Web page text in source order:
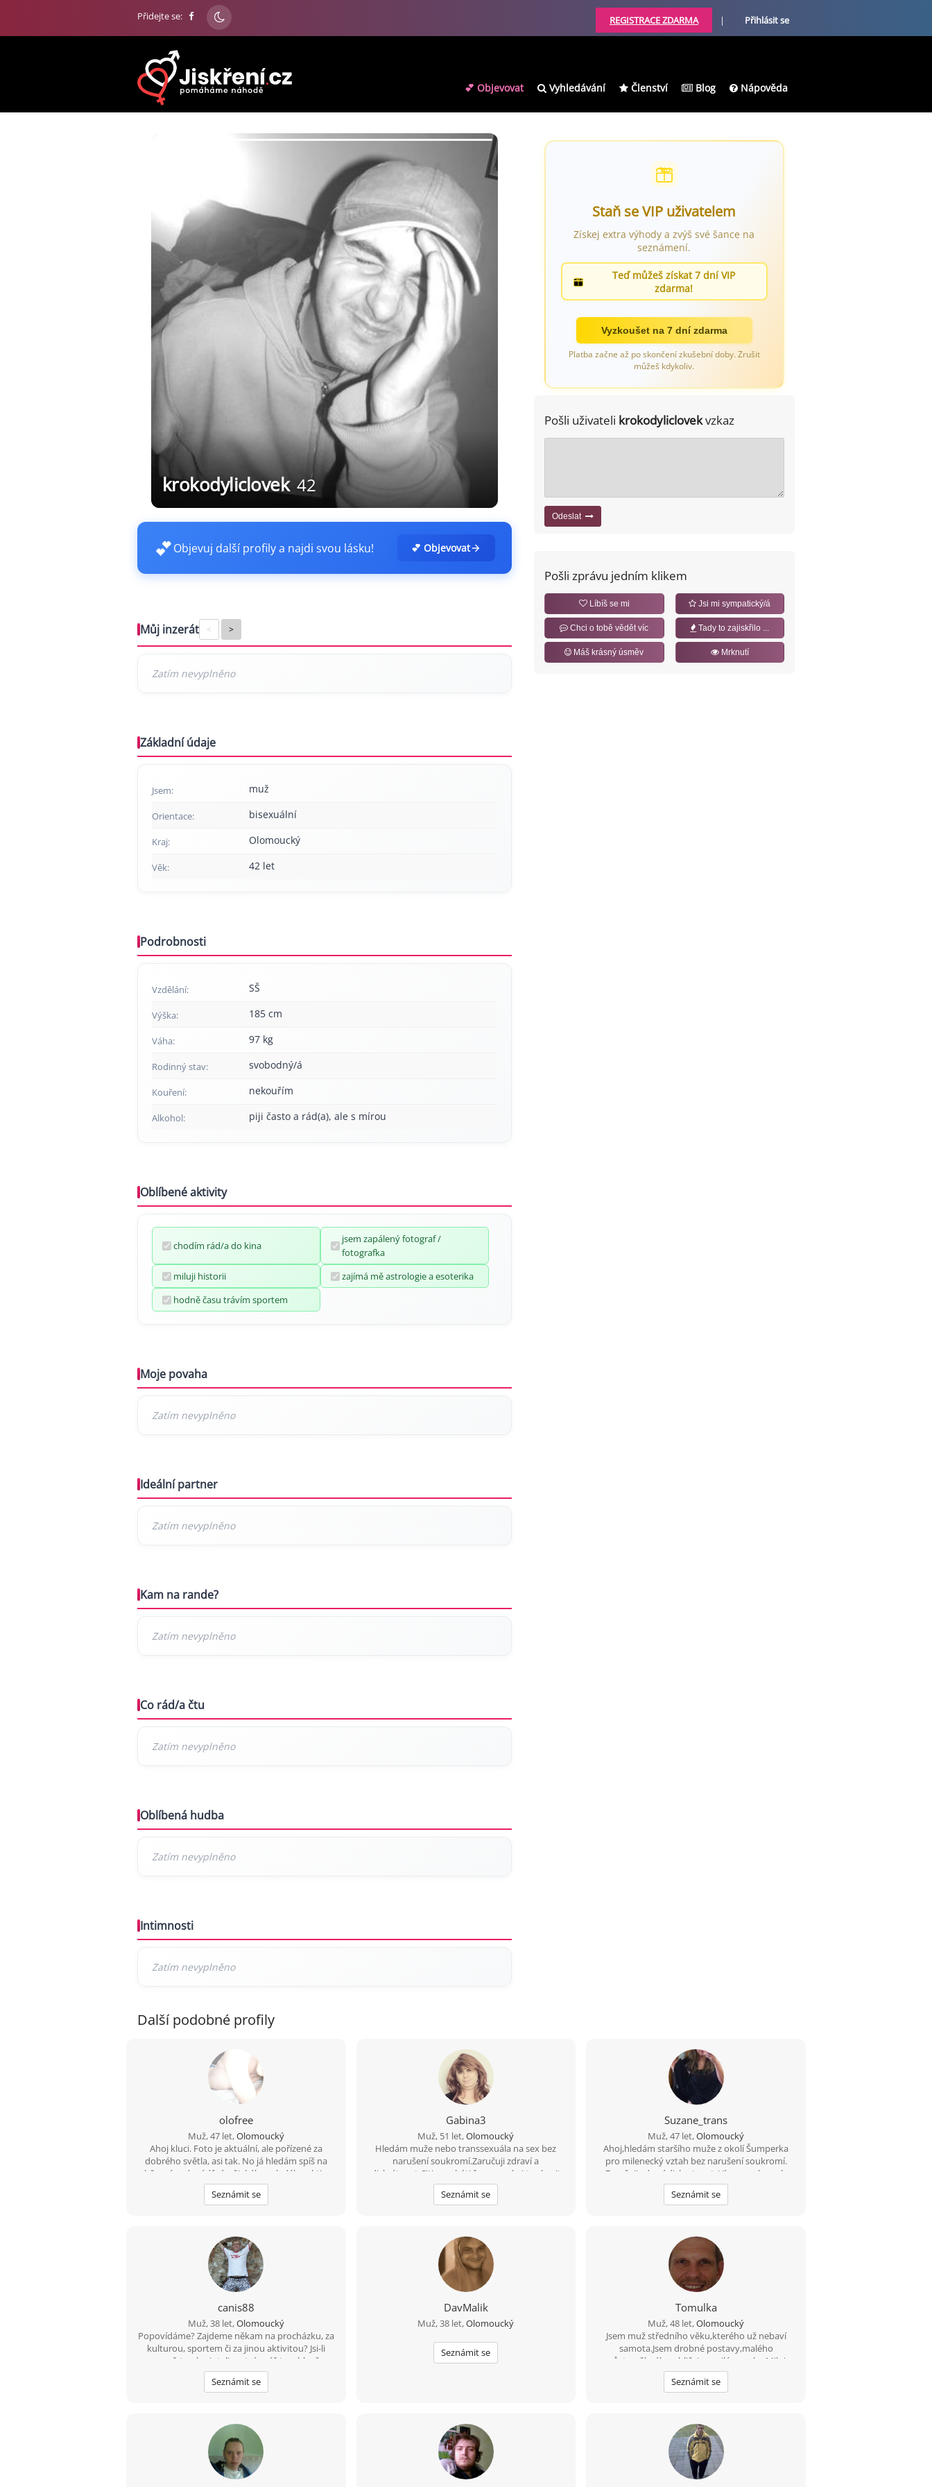
Přidejte se: REGISTRACE ZDARMA | Přihlásit se
💕 Objevovat Vyhledávání Členství Blog Nápověda
krokodyliclovek 42
💕Objevuj další profily a najdi svou lásku! 💕 Objevovat
Můj inzerát < >
Základní údaje
Jsem: muž
Orientace: bisexuální
Kraj: Olomoucký
Věk: 42 let
Podrobnosti
Vzdělání: SŠ
Výška: 185 cm
Váha: 97 kg
Rodinný stav: svobodný/á
Kouření: nekouřím
Alkohol: piji často a rád(a), ale s mírou
Oblíbené aktivity
chodím rád/a do kina
jsem zapálený fotograf /
fotografka
miluji historii
zajímá mě astrologie a esoterika
hodně času trávím sportem
Moje povaha
Ideální partner
Kam na rande?
Co rád/a čtu
Oblíbená hudba
Intimnosti
Staň se VIP uživatelem
Získej extra výhody a zvýš své šance na
seznámení.
Teď můžeš získat 7 dní VIP
zdarma!
Vyzkoušet na 7 dní zdarma
Platba začne až po skončení zkušební doby. Zrušit
můžeš kdykoliv.
Pošli uživateli krokodyliclovekvzkaz
Odeslat
Pošli zprávu jedním klikem
Líbíš se mi Jsi mi sympatický/á
Chci o tobě vědět víc Tady to zajiskřilo ...
Máš krásný úsměv Mrknutí
Další podobné profily
olofree
Muž, 47 let,Olomoucký
Ahoj kluci. Foto je aktuální, ale pořízené za
dobrého světla, asi tak. No já hledám spíš na
občasné zadovádění, nějakého mladého aktiva,
klidně nezkušeného, taky moc zkušeností s
klukama nemám. Klidně i vážný vztah, ale to bi
Seznámit se
Gabina3
Muž, 51 let,Olomoucký
Hledám muže nebo transsexuála na sex bez
narušení soukromí.Zaručuji zdraví a
diskrétnost.Citim se býti ženou a chci to zkusit
jako žena
Seznámit se
Suzane_trans
Muž, 47 let,Olomoucký
Ahoj,hledám staršího muže z okolí Šumperka
pro milenecký vztah bez narušení soukromí.
Zaručuji zdraví,diskretnost. Více ve vzkazech
Seznámit se
canis88
Muž, 38 let,Olomoucký
Popovídáme? Zajdeme někam na procházku, za
kulturou, sportem či za jinou aktivitou? Jsi-li
aspoň trochu inteligentní, máš to v hlavě
srovnané a víš co chceš? Ozvi se, už mě nebaví
být sám....
Seznámit se
DavMalik
Muž, 38 let,Olomoucký
Seznámit se
Tomulka
Muž, 48 let,Olomoucký
Jsem muž středního věku,kterého už nebaví
samota.Jsem drobné postavy,malého
vzrůstu,pěkného obličeje a milé povahy.Miluju
sklenici vína,knížku a milé dámy,která se nebojí
opít vínem,zahodit knížku a
Seznámit se